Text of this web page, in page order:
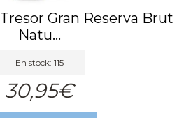
Gran Reserva Brut
Natu...
En stock: 115
30,95€